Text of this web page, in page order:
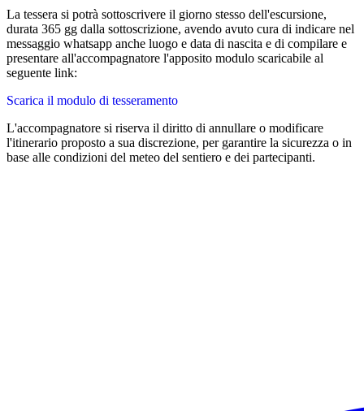
La tessera si potrà sottoscrivere il giorno stesso dell'escursione,
durata 365 gg dalla sottoscrizione, avendo avuto cura di indicare nel
messaggio whatsapp anche luogo e data di nascita e di compilare e
presentare all'accompagnatore l'apposito modulo scaricabile al
seguente link:
Scarica il modulo di tesseramento
L'accompagnatore si riserva il diritto di annullare o modificare
l'itinerario proposto a sua discrezione, per garantire la sicurezza o in
base alle condizioni del meteo del sentiero e dei partecipanti.